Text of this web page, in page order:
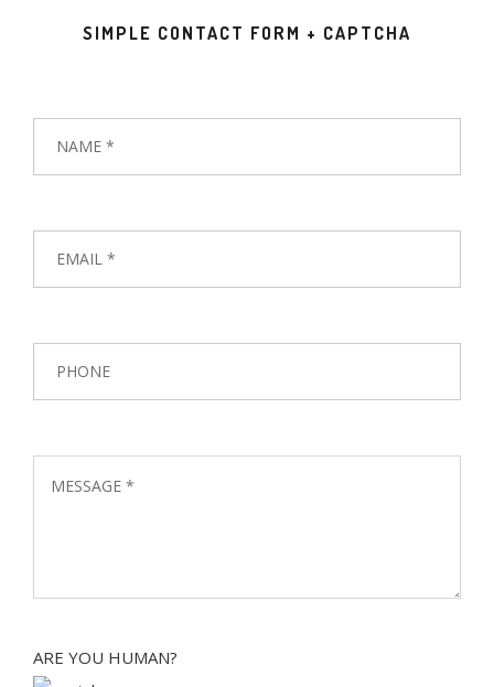
SIMPLE CONTACT FORM + CAPTCHA
ARE YOU HUMAN?